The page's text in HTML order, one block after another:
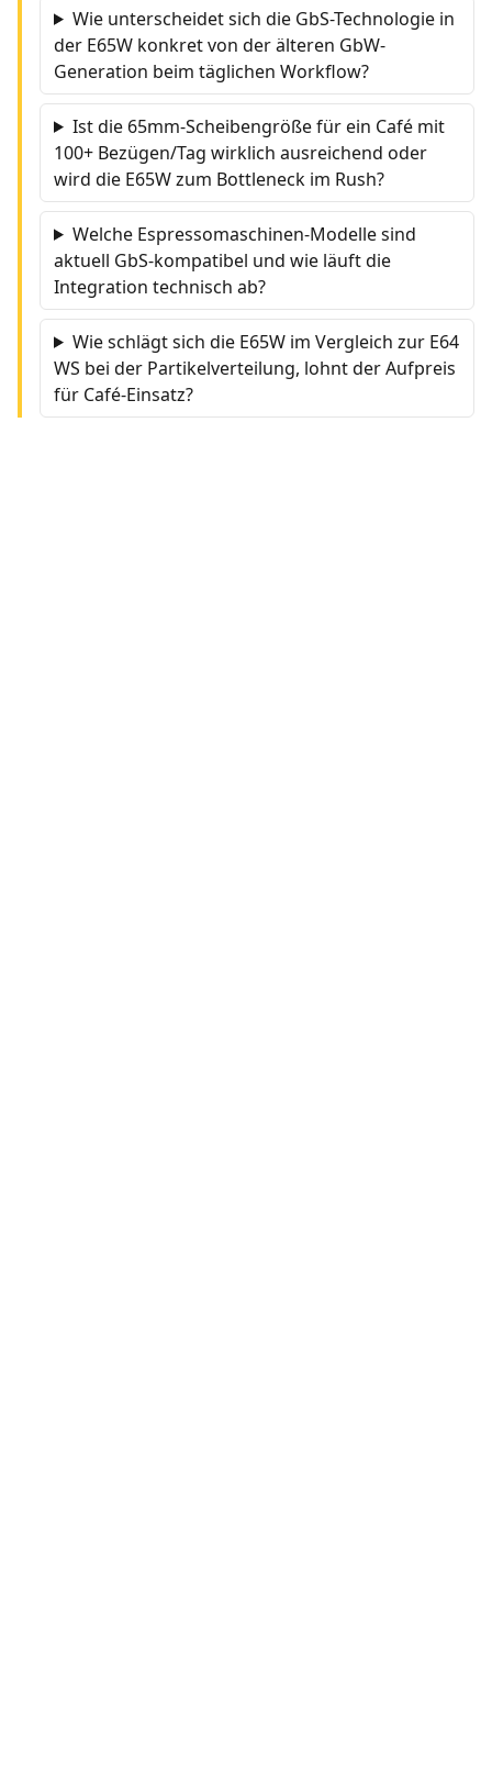
Wie unterscheidet sich die GbS-Technologie in
der E65W konkret von der älteren GbW-
Generation beim täglichen Workflow?
Ist die 65mm-Scheibengröße für ein Café mit
100+ Bezügen/Tag wirklich ausreichend oder
wird die E65W zum Bottleneck im Rush?
Welche Espressomaschinen-Modelle sind
aktuell GbS-kompatibel und wie läuft die
Integration technisch ab?
Wie schlägt sich die E65W im Vergleich zur E64
WS bei der Partikelverteilung, lohnt der Aufpreis
für Café-Einsatz?